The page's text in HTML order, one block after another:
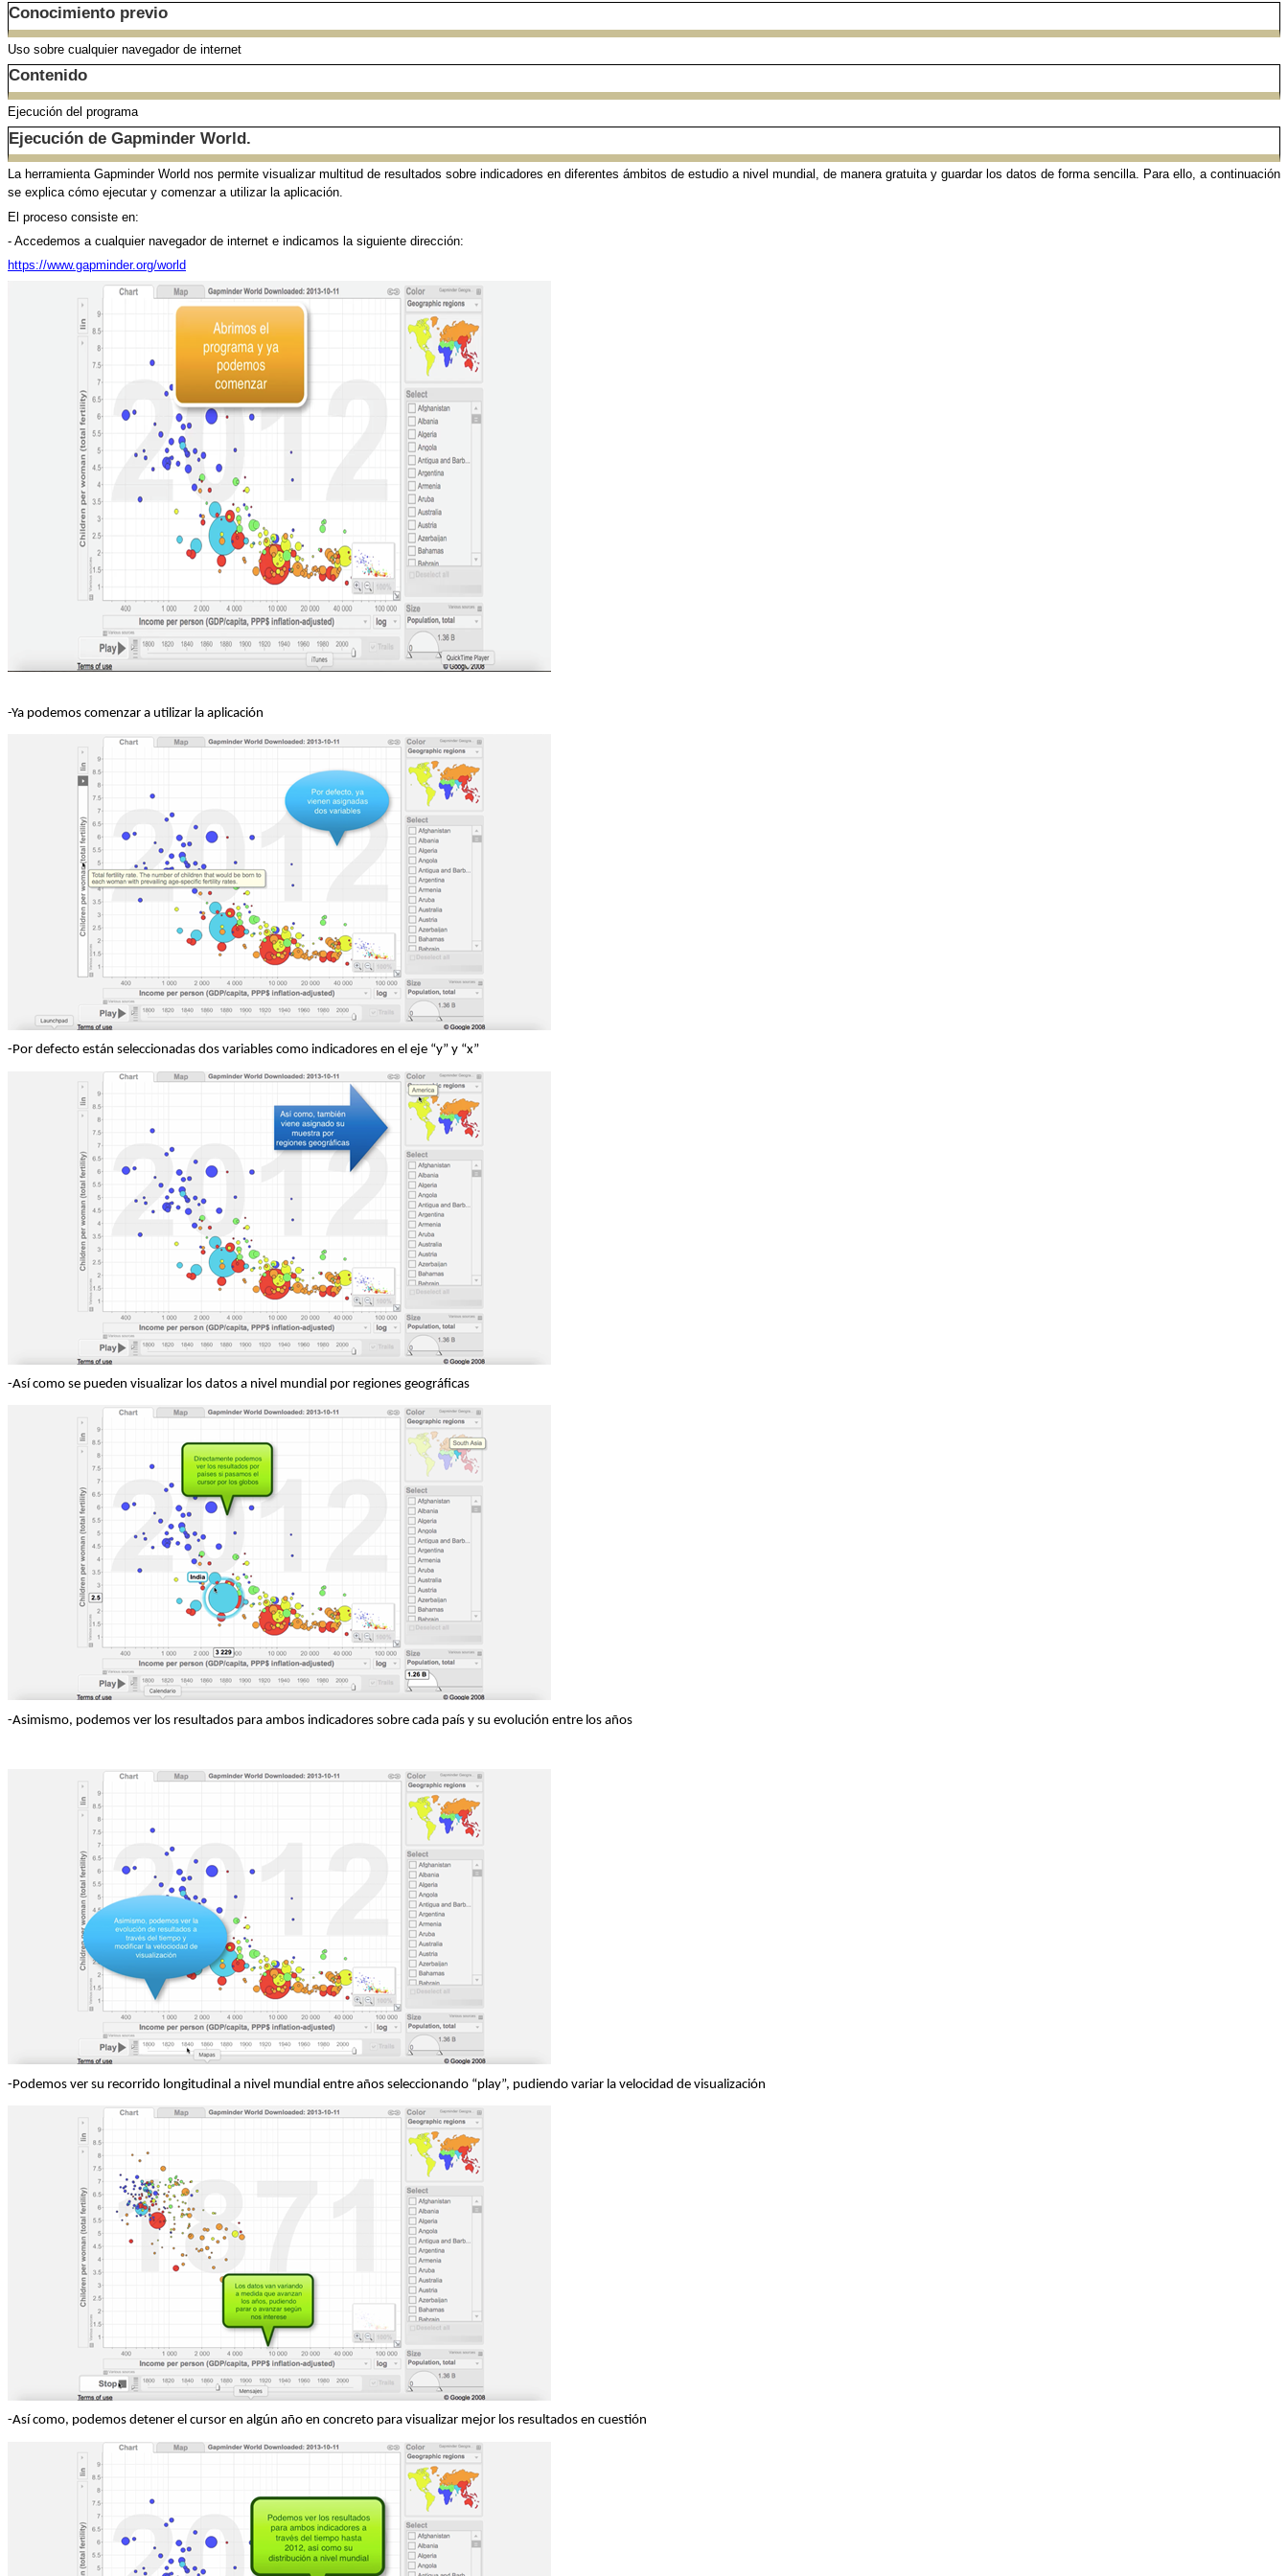
Conocimiento previo
Uso sobre cualquier navegador de internet
Contenido
Ejecución del programa
Ejecución de Gapminder World.
La herramienta Gapminder World nos permite visualizar multitud de resultados sobre indicadores en diferentes ámbitos de estudio a nivel mundial, de manera gratuita y guardar los datos de forma sencilla. Para ello, a continuación
se explica cómo ejecutar y comenzar a utilizar la aplicación.
El proceso consiste en:
- Accedemos a cualquier navegador de internet e indicamos la siguiente dirección:
https://www.gapminder.org/world
-Ya podemos comenzar a utilizar la aplicación
-Por defecto están seleccionadas dos variables como indicadores en el eje “y” y “x”
-Así como se pueden visualizar los datos a nivel mundial por regiones geográficas
-Asimismo, podemos ver los resultados para ambos indicadores sobre cada país y su evolución entre los años
-Podemos ver su recorrido longitudinal a nivel mundial entre años seleccionando “play”, pudiendo variar la velocidad de visualización
-Así como, podemos detener el cursor en algún año en concreto para visualizar mejor los resultados en cuestión